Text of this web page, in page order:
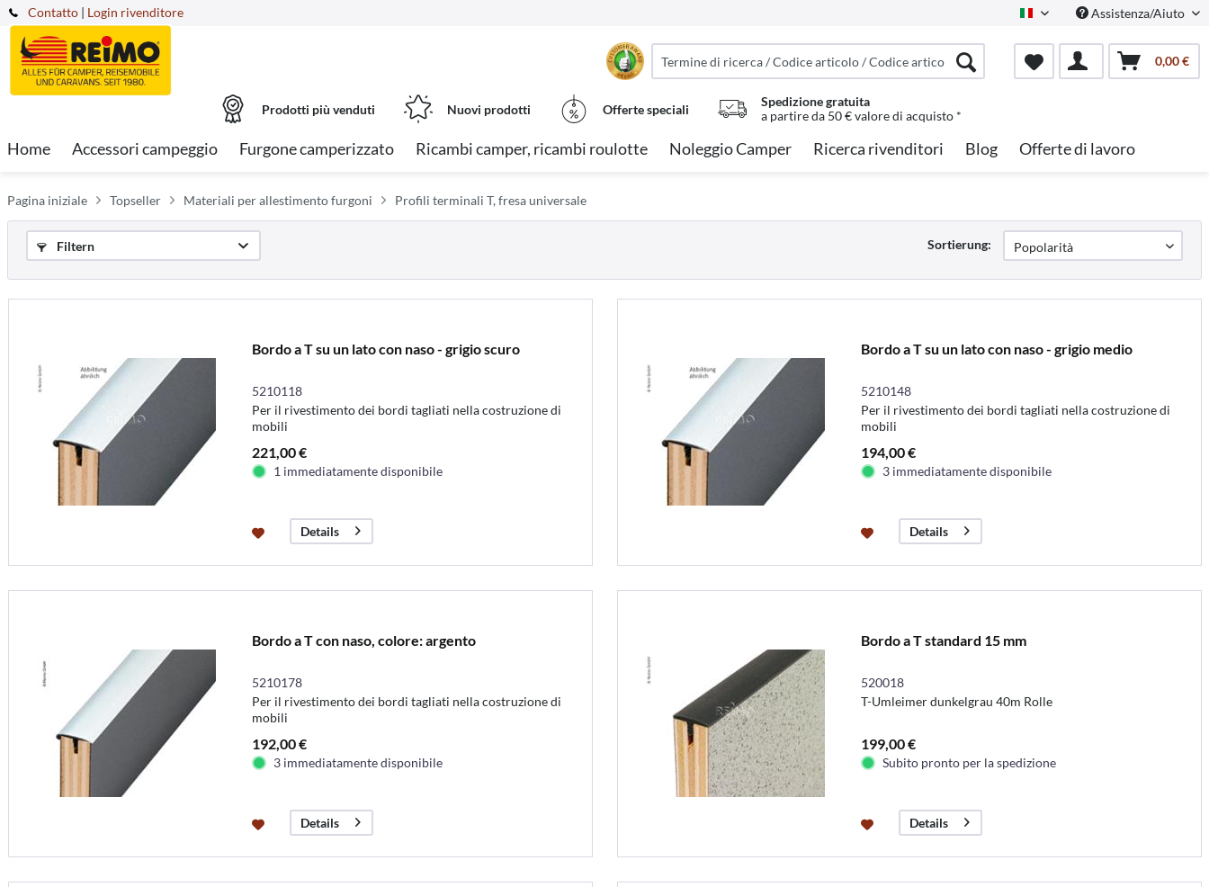
Contatto Italian Assistenza/Aiuto
| Login rivenditore
0,00 €
Prodotti più venduti Nuovi prodotti Offerte speciali
Spedizione gratuita
a partire da 50 € valore di acquisto *
Home Accessori campeggio Furgone camperizzato Ricambi camper, ricambi roulotte Noleggio Camper Ricerca rivenditori Blog Offerte di lavoro
Pagina iniziale Topseller Materiali per allestimento furgoni Profili terminali T, fresa universale
Filtern Sortierung:
Bordo a T su un lato con naso - grigio scuro
5210118
Per il rivestimento dei bordi tagliati nella costruzione di
mobili
221,00 €
1 immediatamente disponibile
Details
Bordo a T su un lato con naso - grigio medio
5210148
Per il rivestimento dei bordi tagliati nella costruzione di
mobili
194,00 €
3 immediatamente disponibile
Details
Bordo a T con naso, colore: argento
5210178
Per il rivestimento dei bordi tagliati nella costruzione di
mobili
192,00 €
3 immediatamente disponibile
Details
Bordo a T standard 15 mm
520018
T-Umleimer dunkelgrau 40m Rolle
199,00 €
Subito pronto per la spedizione
Details